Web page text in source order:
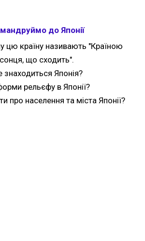
до Японії
цю країну називають "Країною
сонця, що сходить".
знаходиться Японія?
рельєфу в Японії?
про населення та міста Японії?